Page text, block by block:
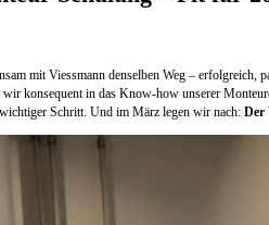
mit Viessmann denselben Weg – erfolgreich,
konsequent in das Know-how unserer
Schritt. Und im März legen wir nach:Der